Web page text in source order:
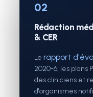
02
Rédaction
& CER
Le rapport
2020-6, les plans
des cliniciens et
d'organismes